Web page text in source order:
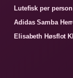
Lutefisk per
Adidas Samba
Elisabeth Høsflot